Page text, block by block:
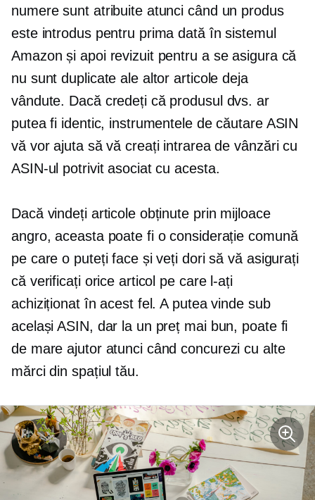
numere sunt atribuite atunci când un produs
este introdus pentru prima dată în sistemul
Amazon și apoi revizuit pentru a se asigura că
nu sunt duplicate ale altor articole deja
vândute. Dacă credeți că produsul dvs. ar
putea fi identic, instrumentele de căutare ASIN
vă vor ajuta să vă creați intrarea de vânzări cu
ASIN-ul potrivit asociat cu acesta.
Dacă vindeți articole obținute prin mijloace
angro, aceasta poate fi o considerație comună
pe care o puteți face și veți dori să vă asigurați
că verificați orice articol pe care l-ați
achiziționat în acest fel. A putea vinde sub
același ASIN, dar la un preț mai bun, poate fi
de mare ajutor atunci când concurezi cu alte
mărci din spațiul tău.